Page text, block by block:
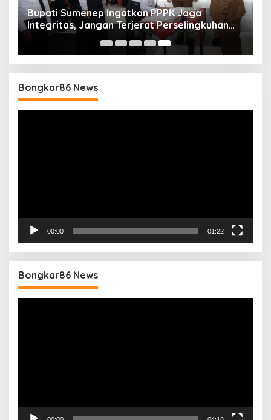
Bupati Sumenep Ingatkan PPPK Jaga
Integritas, Jangan Terjerat Perselingkuhan
dan Judi Online
Bongkar86 News
00:00 01:22
Bongkar86 News